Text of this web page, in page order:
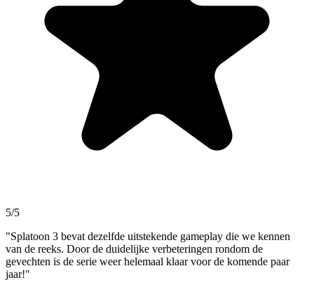
5/5
"Splatoon 3 bevat dezelfde uitstekende gameplay die we kennen
van de reeks. Door de duidelijke verbeteringen rondom de
gevechten is de serie weer helemaal klaar voor de komende paar
jaar!"